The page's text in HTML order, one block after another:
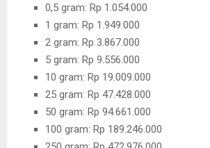
0,5 gram: Rp 1.054.000
1 gram: Rp 1.949.000
2 gram: Rp 3.867.000
5 gram: Rp 9.556.000
10 gram: Rp 19.009.000
25 gram: Rp 47.428.000
50 gram: Rp 94.661.000
100 gram: Rp 189.246.000